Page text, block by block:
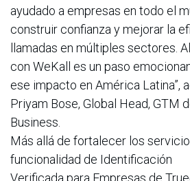
ayudado a empresas en todo el
construir confianza y mejorar la
llamadas en múltiples sectores.
con WeKall es un paso
ese impacto en América Latina”,
Priyam Bose, Global Head, GTM
Business.
Más allá de fortalecer los
funcionalidad de Identificación
Verificada para Empresas de